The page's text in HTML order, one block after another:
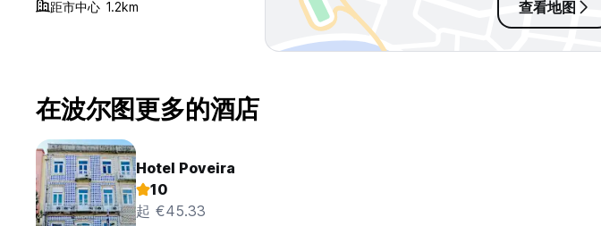
距市中心 1.2km
查看地图
在波尔图更多的酒店
Hotel Poveira
10
起 €45.33